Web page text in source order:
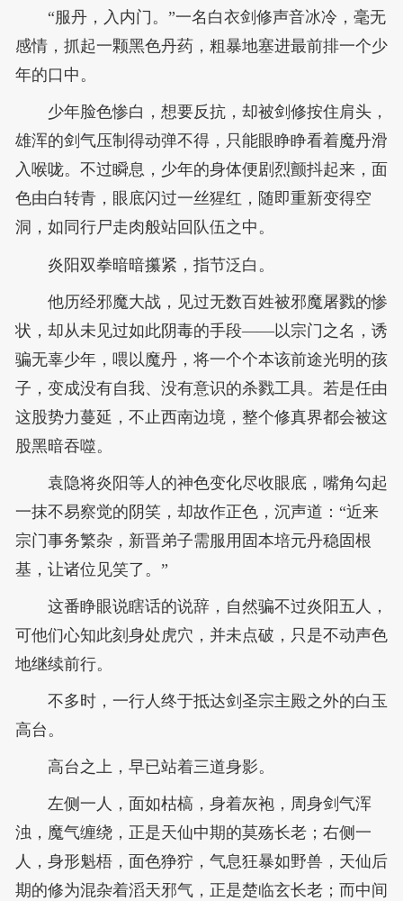
“服丹，入内门。”一名白衣剑修声音冰冷，毫无
感情，抓起一颗黑色丹药，粗暴地塞进最前排一个少
年的口中。
少年脸色惨白，想要反抗，却被剑修按住肩头，
雄浑的剑气压制得动弹不得，只能眼睁睁看着魔丹滑
入喉咙。不过瞬息，少年的身体便剧烈颤抖起来，面
色由白转青，眼底闪过一丝猩红，随即重新变得空
洞，如同行尸走肉般站回队伍之中。
炎阳双拳暗暗攥紧，指节泛白。
他历经邪魔大战，见过无数百姓被邪魔屠戮的惨
状，却从未见过如此阴毒的手段——以宗门之名，诱
骗无辜少年，喂以魔丹，将一个个本该前途光明的孩
子，变成没有自我、没有意识的杀戮工具。若是任由
这股势力蔓延，不止西南边境，整个修真界都会被这
股黑暗吞噬。
袁隐将炎阳等人的神色变化尽收眼底，嘴角勾起
一抹不易察觉的阴笑，却故作正色，沉声道：“近来
宗门事务繁杂，新晋弟子需服用固本培元丹稳固根
基，让诸位见笑了。”
这番睁眼说瞎话的说辞，自然骗不过炎阳五人，
可他们心知此刻身处虎穴，并未点破，只是不动声色
地继续前行。
不多时，一行人终于抵达剑圣宗主殿之外的白玉
高台。
高台之上，早已站着三道身影。
左侧一人，面如枯槁，身着灰袍，周身剑气浑
浊，魔气缠绕，正是天仙中期的莫殇长老；右侧一
人，身形魁梧，面色狰狞，气息狂暴如野兽，天仙后
期的修为混杂着滔天邪气，正是楚临玄长老；而中间